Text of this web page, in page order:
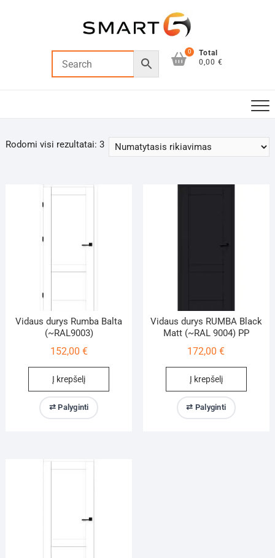
0
Total
0,00 €
Rodomi visi rezultatai: 3
Vidaus durys Rumba Balta
(~RAL9003)
152,00 €
Į krepšelį
⇄ Palyginti
Vidaus durys RUMBA Black
Matt (~RAL 9004) PP
172,00€
Į krepšelį
⇄ Palyginti